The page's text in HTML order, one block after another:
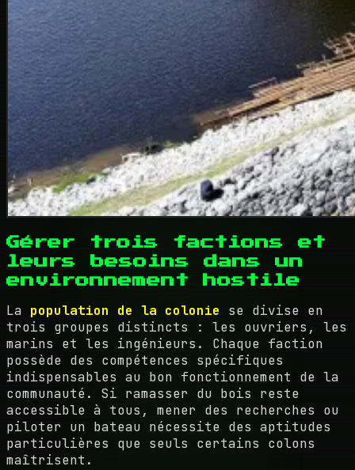
Gérer trois factions et
leurs besoins dans un
environnement hostile
La population de la colonie se divise en
trois groupes distincts : les ouvriers, les
marins et les ingénieurs. Chaque faction
possède des compétences spécifiques
indispensables au bon fonctionnement de la
communauté. Si ramasser du bois reste
accessible à tous, mener des recherches ou
piloter un bateau nécessite des aptitudes
particulières que seuls certains colons
maîtrisent.